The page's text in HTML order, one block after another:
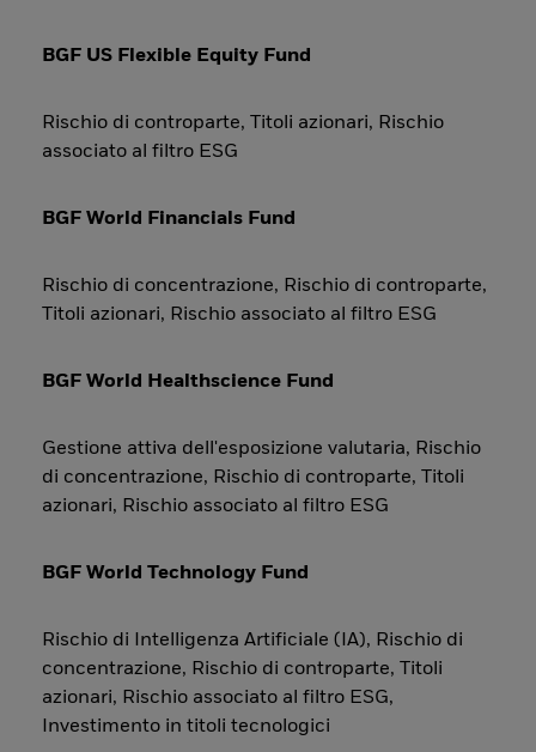
BGF US Flexible Equity Fund
Rischio di controparte, Titoli azionari, Rischio
associato al filtro ESG
BGF World Financials Fund
Rischio di concentrazione, Rischio di controparte,
Titoli azionari, Rischio associato al filtro ESG
BGF World Healthscience Fund
Gestione attiva dell'esposizione valutaria, Rischio
di concentrazione, Rischio di controparte, Titoli
azionari, Rischio associato al filtro ESG
BGF World Technology Fund
Rischio di Intelligenza Artificiale (IA), Rischio di
concentrazione, Rischio di controparte, Titoli
azionari, Rischio associato al filtro ESG,
Investimento in titoli tecnologici